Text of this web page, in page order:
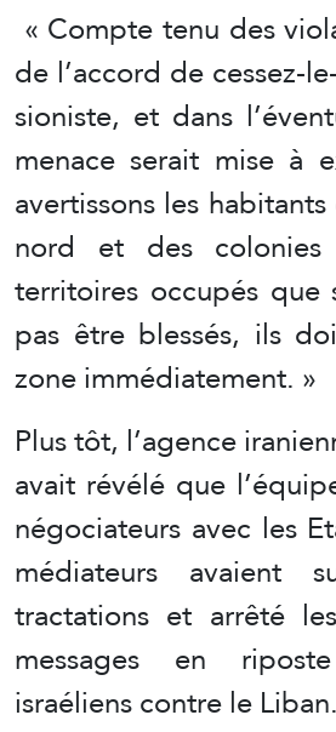
« Compte tenu des
de l’accord de cessez-
sioniste, et dans
menace serait mise à
avertissons les
nord et des colonies
territoires occupés que
pas être blessés, ils
zone immédiatement. »
Plus tôt, l’agence
avait révélé que
négociateurs avec les
médiateurs avaient
tractations et arrêté
messages en
israéliens contre le Liban.